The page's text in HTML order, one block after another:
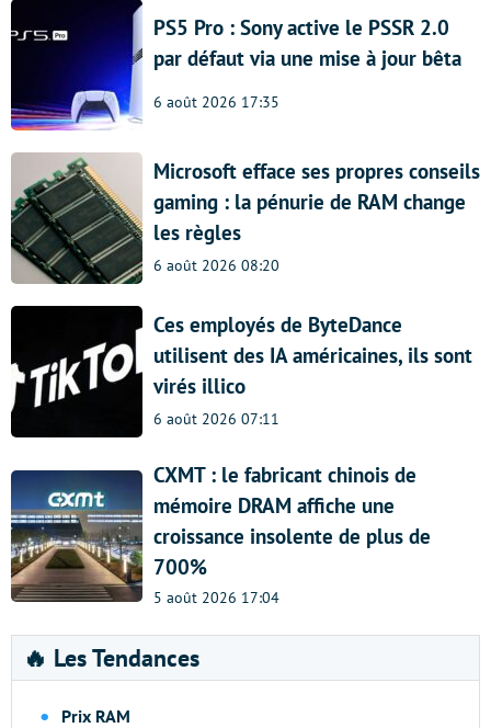
PS5 Pro : Sony active le PSSR 2.0
par défaut via une mise à jour bêta
6 août 2026 17:35
Microsoft efface ses propres conseils
gaming : la pénurie de RAM change
les règles
6 août 2026 08:20
Ces employés de ByteDance
utilisent des IA américaines, ils sont
virés illico
6 août 2026 07:11
CXMT : le fabricant chinois de
mémoire DRAM affiche une
croissance insolente de plus de
700%
5 août 2026 17:04
🔥 Les Tendances
Prix RAM